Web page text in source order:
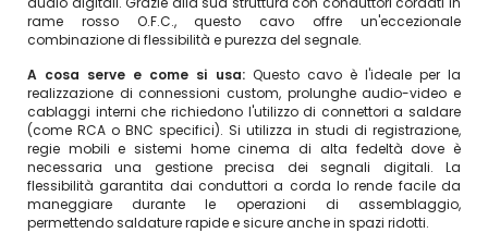
rame rosso O.F.C., questo cavo offre un'eccezionale
combinazione di flessibilità e purezza del segnale.
A cosa serve e come si usa: Questo cavo è l'ideale per la
realizzazione di connessioni custom, prolunghe audio-video e
cablaggi interni che richiedono l'utilizzo di connettori a saldare
(come RCA o BNC specifici). Si utilizza in studi di registrazione,
regie mobili e sistemi home cinema di alta fedeltà dove è
necessaria una gestione precisa dei segnali digitali. La
flessibilità garantita dai conduttori a corda lo rende facile da
maneggiare durante le operazioni di assemblaggio,
permettendo saldature rapide e sicure anche in spazi ridotti.